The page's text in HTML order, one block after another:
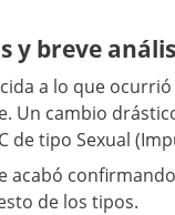
y breve
a lo que
Un cambio
de tipo Sexual
acabó
de los tipos.